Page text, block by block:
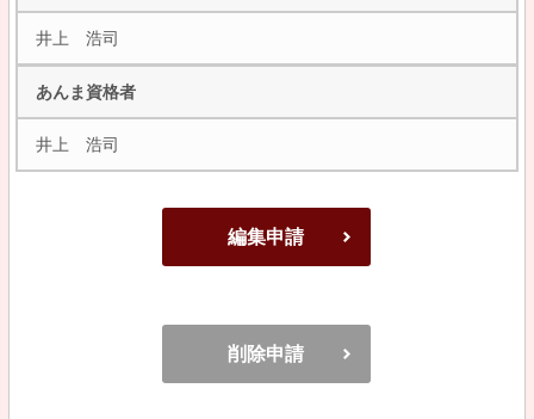
井上 浩司
あんま資格者
井上 浩司
編集申請
削除申請